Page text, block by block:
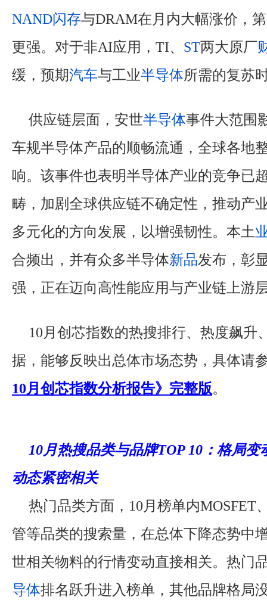
NAND闪存与DRAM在月内大幅涨价，
更强。对于非AI应用，TI、 ST两大原厂
缓，预期汽车与工业半导体所需的复苏
供应链层面，安世半导体事件大范围
车规半导体产品的顺畅流通，全球各地
响。该事件也表明半导体产业的竞争已
畴，加剧全球供应链不确定性，推动产
多元化的方向发展，以增强韧性。本土
合频出，并有众多半导体新品发布，彰
强，正在迈向高性能应用与产业链上游
10月创芯指数的热搜排行、热度飙升
据，能够反映出总体市场态势，具体请
10月创芯指数分析报告》完整版。
10月热搜品类与品牌TOP 10：格局变
动态紧密相关
热门品类方面，10月榜单内MOSFET
管等品类的搜索量，在总体下降态势中
世相关物料的行情变动直接相关。热门
导体排名跃升进入榜单，其他品牌格局